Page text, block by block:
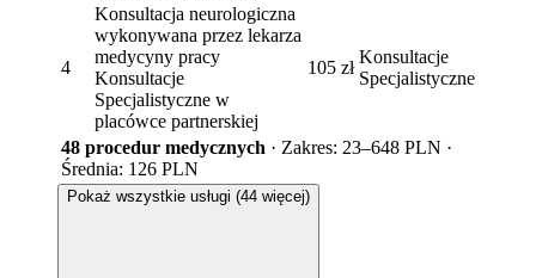
4
Konsultacja neurologiczna
wykonywana przez lekarza
medycyny pracy
Konsultacje
Specjalistyczne w
placówce partnerskiej
105 zł
Konsultacje
Specjalistyczne
48 procedur medycznych · Zakres: 23–648 PLN ·
Średnia: 126 PLN
Pokaż wszystkie usługi (44 więcej)